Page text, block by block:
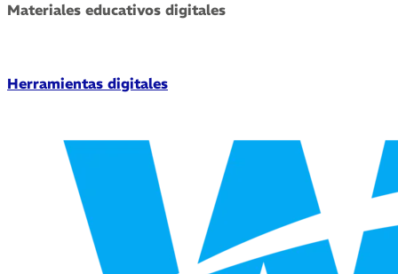
Materiales educativos digitales
Herramientas digitales